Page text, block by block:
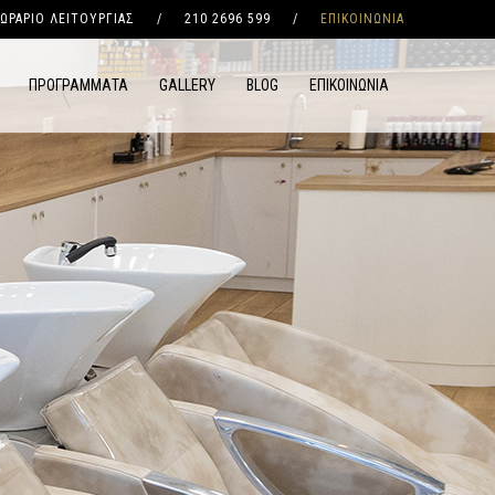
ΩΡΑΡΙΟ ΛΕΙΤΟΥΡΓΙΑΣ / 210 2696 599 / ΕΠΙΚΟΙΝΩΝΙΑ
ΠΡΟΓΡΑΜΜΑΤΑ GALLERY BLOG ΕΠΙΚΟΙΝΩΝΙΑ